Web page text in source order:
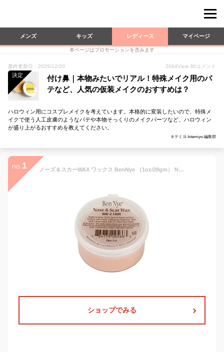
メンズ キッズ レディース マイページ
本ページはプロモーションを含みます
最終更新日：2025/12/20 2064View 30 コメント
決定
付け鼻｜本物みたいでリアル！特殊メイク用のパ
テなど、人気の仮装メイクのおすすめは？
ハロウィン用にコスプレメイクを考えています。本格的に変装したいので、特殊メ
イクで使う人工皮膚のようなパテや本物そっくりのメイクパーツなど、ハロウィン
が盛り上がるおすすめを教えてください。
キテミヨ-kitemiyo-編集部
no. 1 ノーズ＆スカーWAX ワックス BenNye （1oz/28gm） Nose&Scar Wax BNWAX02 ベンナイ | 特殊メイク 傷メイク 眉消し 鼻筋 鼻筋高く 鼻パテメイク 傷痕 傷隠し しわ埋め しわ隠し 眉つぶし
ショップでみる